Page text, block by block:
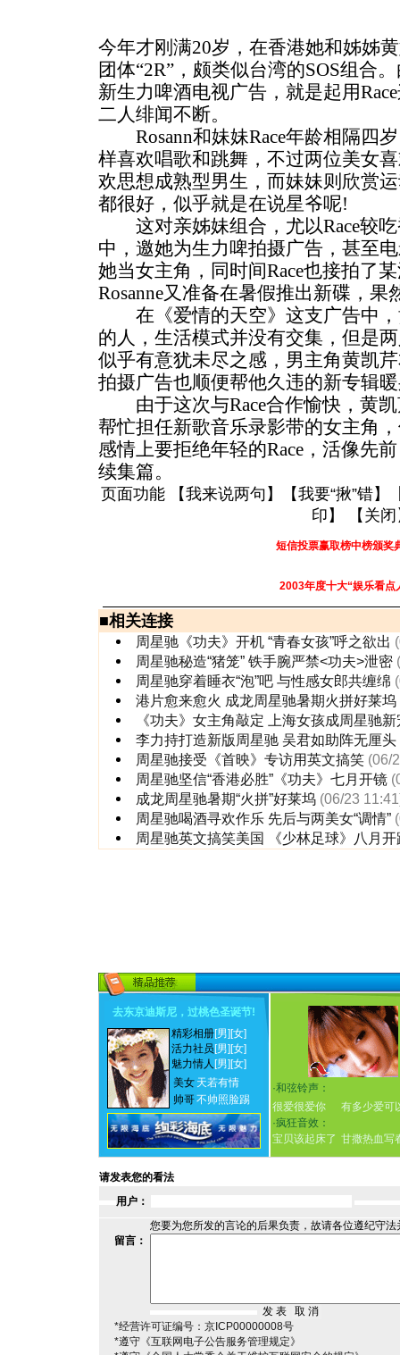
今年才刚满20岁，在香港她和姊姊
团体“2R”，颇类似台湾的SOS组合
新生力啤酒电视广告，就是起用
二人绯闻不断。
Rosann和妹妹Race年龄相隔四
样喜欢唱歌和跳舞，不过两位美女
欢思想成熟型男生，而妹妹则欣赏
都很好，似乎就是在说星爷呢!
这对亲姊妹组合，尤以Race较吃
中，邀她为生力啤拍摄广告，甚至
她当女主角，同时间Race也接拍了
Rosanne又准备在暑假推出新碟，果
在《爱情的天空》这支广告中，
的人，生活模式并没有交集，但是
似乎有意犹未尽之感，男主角黄凯
拍摄广告也顺便帮他久违的新专辑
由于这次与Race合作愉快，黄凯
帮忙担任新歌音乐录影带的女主角
感情上要拒绝年轻的Race，活像先
续集篇。
页面功能 【我来说两句 】【我要“揪”错】
印 】 【 关闭
短信投票赢取榜中榜颁奖
2003年度十大“娱乐看点
■相关连接
周星驰《功夫》开机 “青春女孩”呼之欲出
周星驰秘造“猪笼” 铁手腕严禁<功夫>泄密
周星驰穿着睡衣“泡”吧 与性感女郎共缠绵
港片愈来愈火 成龙周星驰暑期火拼好莱坞
《功夫》女主角敲定 上海女孩成周星驰新
李力持打造新版周星驰 吴君如助阵无厘头
周星驰接受《首映》专访用英文搞笑 (06/
周星驰坚信“香港必胜”《功夫》七月开镜
成龙周星驰暑期“火拼”好莱坞 (06/23
周星驰喝酒寻欢作乐 先后与两美女“调情”
周星驰英文搞笑美国 《少林足球》八月开
去东京迪斯尼，过桃色圣诞节!
精彩相册[男] [女]
活力社员 [男] [女]
魅力情人 [男] [女]
美女 天若有情
帅哥不帅照脸踢
·和弦铃声：
很爱很爱你
有多少爱可
·疯狂音效：
宝贝该起床了 甘撒热血写
请发表您的看法
用户：
您要为您所发的言论的后果负责，故请各位遵纪守
留言：
*经营许可证编号：京ICP00000008号
*遵守《互联网电子公告服务管理规定》